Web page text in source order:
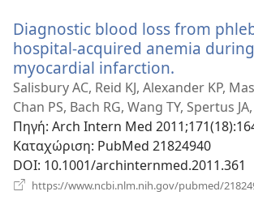
Diagnostic blood loss from
hospital-acquired anemia
myocardial infarction.
νέο
παράθυρο)
Salisbury AC, Reid KJ, Alexander KP,
Chan PS, Bach RG, Wang TY, Spertus
Πηγή‎: Arch Intern Med
Καταχώριση‎: PubMed 21824940
DOI‎: 10.1001/archinternmed.2011.361
https://www.ncbi.nlm.nih.gov/pubmed/